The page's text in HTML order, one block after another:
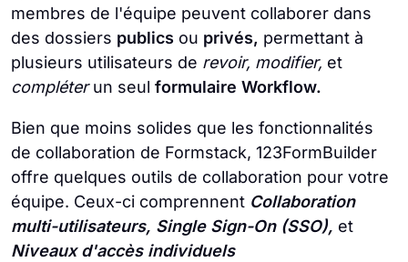
membres de l'équipe peuvent collaborer dans
des dossiers publics ou privés, permettant à
plusieurs utilisateurs de revoir, modifier, et
compléterun seul formulaire Workflow.
Bien que moins solides que les fonctionnalités
de collaboration de Formstack, 123FormBuilder
offre quelques outils de collaboration pour votre
équipe. Ceux-ci comprennent Collaboration
multi-utilisateurs, Single Sign-On (SSO), et
Niveaux d'accès individuels